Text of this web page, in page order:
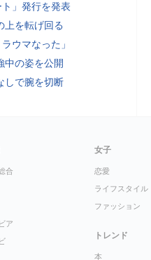
」発行を発表
上を転げ回る
ウマなった」
中の姿を公開
しで腕を切断
合
ア
女子
恋愛
ライフスタイル
ファッション
トレンド
本